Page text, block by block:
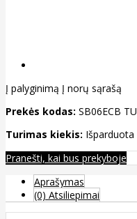
Į palyginimą Į norų sąrašą
Prekės kodas: SB06ECB TU
Turimas kiekis: Išparduota
Pranešti, kai bus prekyboje
Aprašymas
(0) Atsiliepimai